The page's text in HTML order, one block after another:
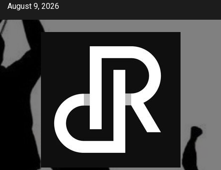
Skip
content
August 9, 2026